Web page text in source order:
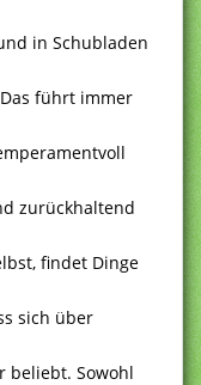
in Schubladen
führt immer
zurückhaltend
findet Dinge
sich über
beliebt. Sowohl